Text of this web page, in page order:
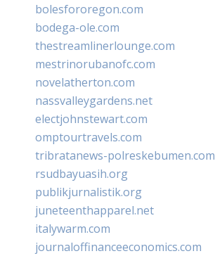
bolesfororegon.com
bodega-ole.com
thestreamlinerlounge.com
mestrinorubanofc.com
novelatherton.com
nassvalleygardens.net
electjohnstewart.com
omptourtravels.com
tribratanews-polreskebumen.com
rsudbayuasih.org
publikjurnalistik.org
juneteenthapparel.net
italywarm.com
journaloffinanceeconomics.com